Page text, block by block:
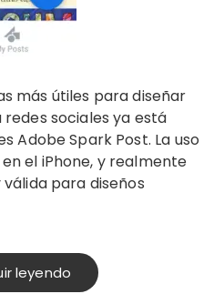
sociales ya está
Adobe Spark Post. La uso
el iPhone, y realmente
para diseños
leyendo